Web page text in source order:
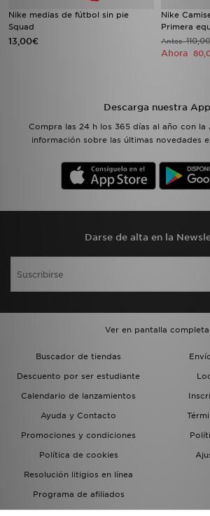
Nike medias de fútbol sin pie
Squad
13,00€
Nike
Primera
Antes
Ahora
Descarga nuestra App
Compra las 24 h los 365 días al año con la
información sobre las últimas novedades
Darse de alta en la
Ver en pantalla completa
Buscador de tiendas
Descuento por ser estudiante
Calendario de lanzamientos
Ayuda y Contacto
Promociones y condiciones
Política de cookies
Resolución litigios en línea
Programa de afiliados